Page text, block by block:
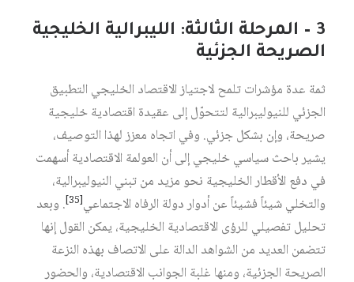
3 – المرحلة الثالثة: الليبرالية الخليجية
الصريحة الجزئية
ثمة عدة مؤشرات تلمح لاجتياز الاقتصاد الخليجي التطبيق
الجزئي للنيوليبرالية لتتحوّل إلى عقيدة اقتصادية خليجية
صريحة، وإن بشكل جزئي. وفي اتجاه معزز لهذا التوصيف،
يشير باحث سياسي خليجي إلى أن العولمة الاقتصادية أسهمت
في دفع الأقطار الخليجية نحو مزيد من تبني النيوليبرالية،
والتخلي شيئاً فشيئاً عن أدوار دولة الرفاه الاجتماعي[35]
. وبعد
تحليل تفصيلي للرؤى الاقتصادية الخليجية، يمكن القول إنها
تتضمن العديد من الشواهد الدالة على الاتصاف بهذه النزعة
الصريحة الجزئية، ومنها غلبة الجوانب الاقتصادية، والحضور